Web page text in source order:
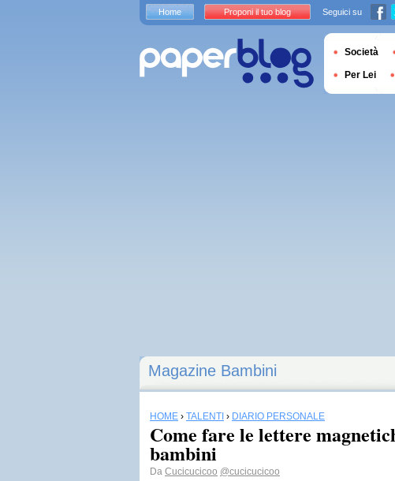
Magazine Bambini
HOME › TALENTI › DIARIO PERSONALE
Come fare le lettere
bambini
Da Cucicucicoo @cucicucicoo
Home Proponi il tuo blog Seguici su
Società
Per Lei